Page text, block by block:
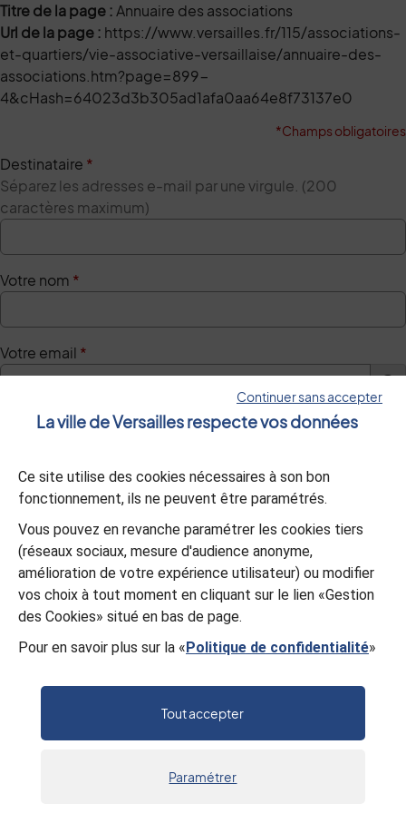
Titre de la page : Annuaire des associations
Url de la page : https://www.versailles.fr/115/associations-
et-quartiers/vie-associative-versaillaise/annuaire-des-
associations.htm?page=899-
4&cHash=64023d3b305ad1afa0aa64e8f73137e0
*Champs obligatoires
Destinataire *
Séparez les adresses e-mail par une virgule. (200
caractères maximum)
Votre nom *
Votre email *
Votre message*
Validation*
À des fins de sécurité, veuillez sélectionner les
4 derniers
caractèresde la série.
F 9 G R 5
Continuer sans accepter
La ville de Versailles respecte vos données
Ce site utilise des cookies nécessaires à son bon
fonctionnement, ils ne peuvent être paramétrés.
Vous pouvez en revanche paramétrer les cookies tiers
(réseaux sociaux, mesure d'audience anonyme,
amélioration de votre expérience utilisateur) ou modifier
vos choix à tout moment en cliquant sur le lien «Gestion
des Cookies» situé en bas de page.
Pour en savoir plus sur la «Politique de confidentialité»
Tout accepter
Paramétrer